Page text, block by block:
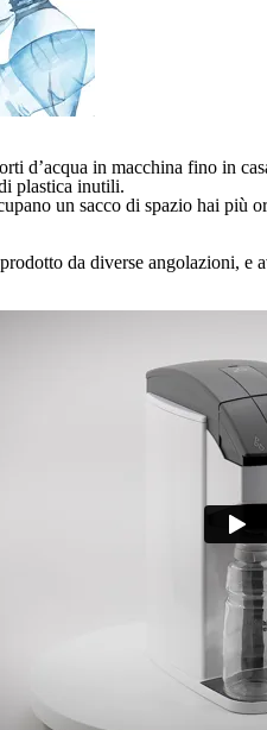
d’acqua in macchina fino in
plastica inutili.
un sacco di spazio hai più
da diverse angolazioni, e